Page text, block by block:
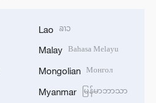
Lao ລາວ
Malay Bahasa Melayu
Mongolian Монгол
Myanmar မြန်မာဘာသာ